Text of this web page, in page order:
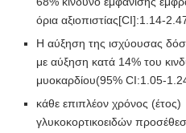
όρια αξιοπιστίας[CI]:1.14-
Η αύξηση της ισχύουσας
με αύξηση κατά 14% του
μυοκαρδίου(95% CI:1.05-
κάθε επιπλέον χρόνος
γλυκοκορτικοειδών